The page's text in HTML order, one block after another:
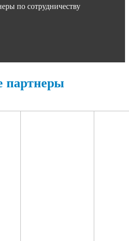
по сотрудничеству
партнеры